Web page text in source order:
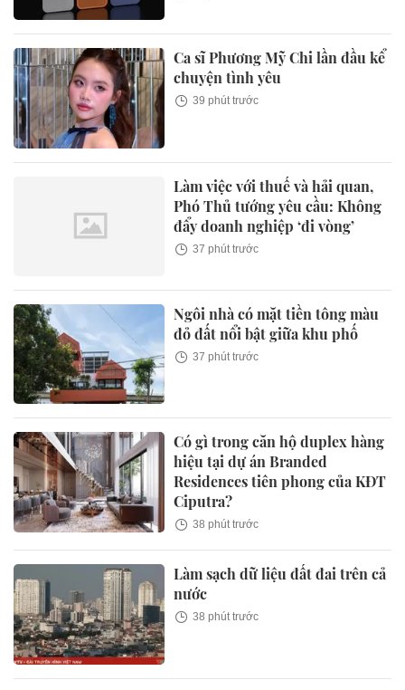
Ca sĩ Phương Mỹ Chi lần đầu kể
chuyện tình yêu
39 phút trước
Làm việc với thuế và hải quan,
Phó Thủ tướng yêu cầu: Không
đẩy doanh nghiệp ‘đi vòng’
37 phút trước
Ngôi nhà có mặt tiền tông màu
đỏ đất nổi bật giữa khu phố
37 phút trước
Có gì trong căn hộ duplex hàng
hiệu tại dự án Branded
Residences tiên phong của KĐT
Ciputra?
38 phút trước
Làm sạch dữ liệu đất đai trên cả
nước
38 phút trước